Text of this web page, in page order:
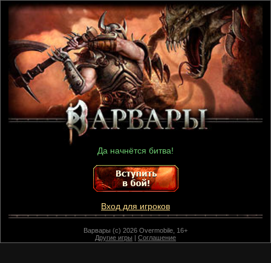
Да начнётся битва!
Вход для игроков
Варвары (c) 2026 Overmobile, 16+
Другие игры | Соглашение